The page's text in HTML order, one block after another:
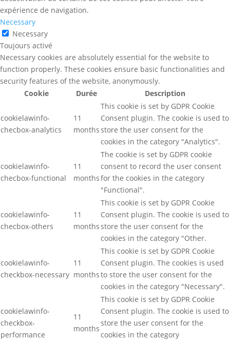
expérience de navigation.
Necessary
Necessary
Toujours activé
Necessary cookies are absolutely essential for the website to
function properly. These cookies ensure basic functionalities and
security features of the website, anonymously.
Cookie
Durée Description
cookielawinfo-
checbox-analytics
11
months
This cookie is set by GDPR Cookie
Consent plugin. The cookie is used to
store the user consent for the
cookies in the category "Analytics".
cookielawinfo-
checbox-functional
11
months
The cookie is set by GDPR cookie
consent to record the user consent
for the cookies in the category
"Functional".
cookielawinfo-
checbox-others
11
months
This cookie is set by GDPR Cookie
Consent plugin. The cookie is used to
store the user consent for the
cookies in the category "Other.
cookielawinfo-
checkbox-necessary
11
months
This cookie is set by GDPR Cookie
Consent plugin. The cookies is used
to store the user consent for the
cookies in the category "Necessary".
cookielawinfo-
checkbox-
performance
11
months
This cookie is set by GDPR Cookie
Consent plugin. The cookie is used to
store the user consent for the
cookies in the category